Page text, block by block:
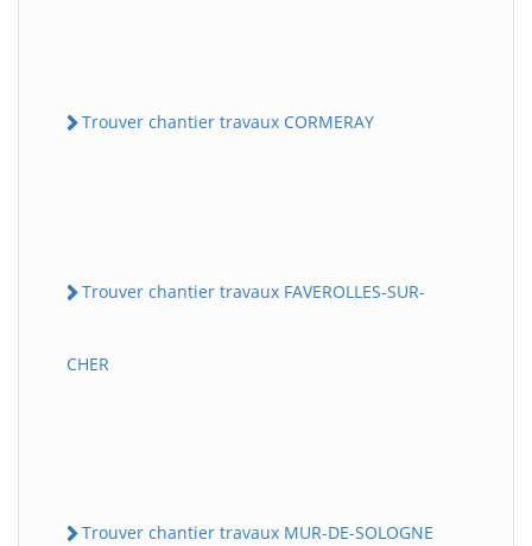
Trouver chantier travaux CORMERAY
Trouver chantier travaux FAVEROLLES-SUR-
CHER
Trouver chantier travaux MUR-DE-SOLOGNE